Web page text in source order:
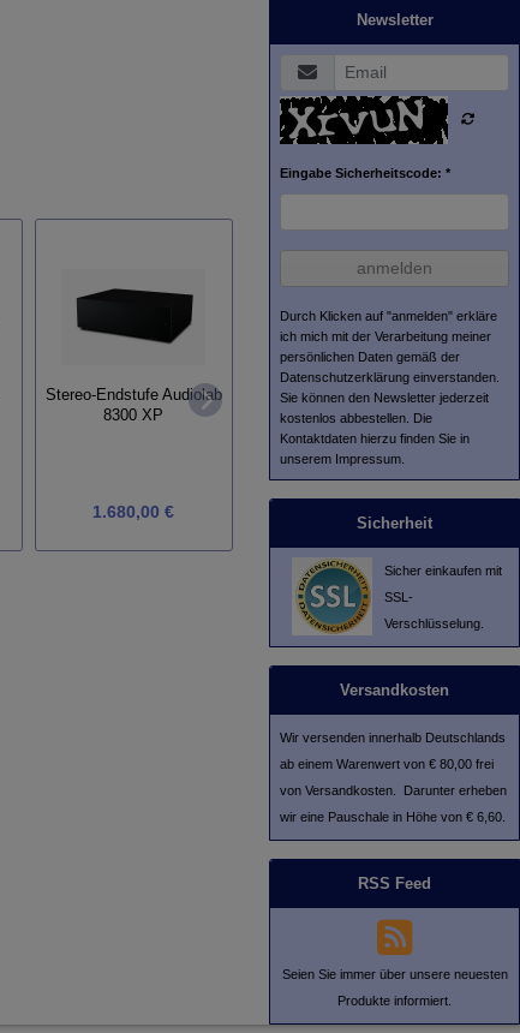
Stereo-Endstufe Audiolab
8300 XP
1.680,00 €
Plattenspieler Perpetuum
Ebner 1010 MK 2 /
(Farbe) schwarz /
Vogelaugenahorn matt /
(Tonabnehmer) Ortofon 2
M Bronce
Newsletter
Eingabe Sicherheitscode: *
anmelden
Durch Klicken auf "anmelden" erkläre
ich mich mit der Verarbeitung meiner
persönlichen Daten gemäß der
Datenschutzerklärung einverstanden.
Sie können den Newsletter jederzeit
kostenlos abbestellen. Die
Kontaktdaten hierzu finden Sie in
unserem Impressum.
Sicherheit
Sicher einkaufen mit
SSL-
Verschlüsselung.
Versandkosten
Wir versenden innerhalb Deutschlands
ab einem Warenwert von € 80,00 frei
von Versandkosten. Darunter erheben
wir eine Pauschale in Höhe von € 6,60.
RSS Feed
Seien Sie immer über unsere neuesten
Produkte informiert.